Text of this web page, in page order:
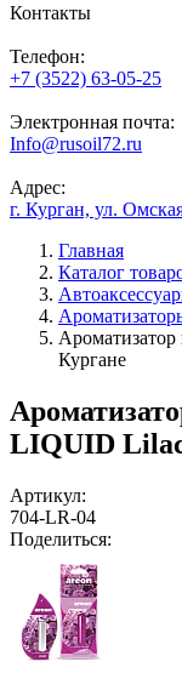
Контакты
Телефон:
+7 (3522) 63-05-25
Электронная почта:
Info@rusoil72.ru
Адрес:
г. Курган, ул.
Главная
Каталог
Кургане
LIQUID
Артикул:
704-LR-04
Поделиться: